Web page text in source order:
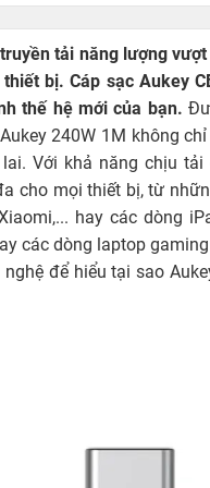
tải năng lượng
bị. Cáp sạc Aukey
thế hệ mới của bạn.
240W 1M không
Với khả năng chịu
cho mọi thiết bị, từ
hay các dòng
các dòng laptop
để hiểu tại sao